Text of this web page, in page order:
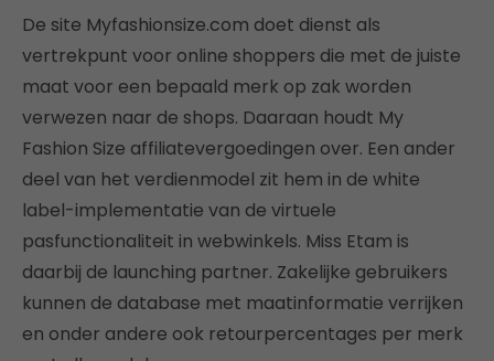
De site Myfashionsize.com doet dienst als
vertrekpunt voor online shoppers die met de juiste
maat voor een bepaald merk op zak worden
verwezen naar de shops. Daaraan houdt My
Fashion Size affiliatevergoedingen over. Een ander
deel van het verdienmodel zit hem in de white
label-implementatie van de virtuele
pasfunctionaliteit in webwinkels. Miss Etam is
daarbij de launching partner. Zakelijke gebruikers
kunnen de database met maatinformatie verrijken
en onder andere ook retourpercentages per merk